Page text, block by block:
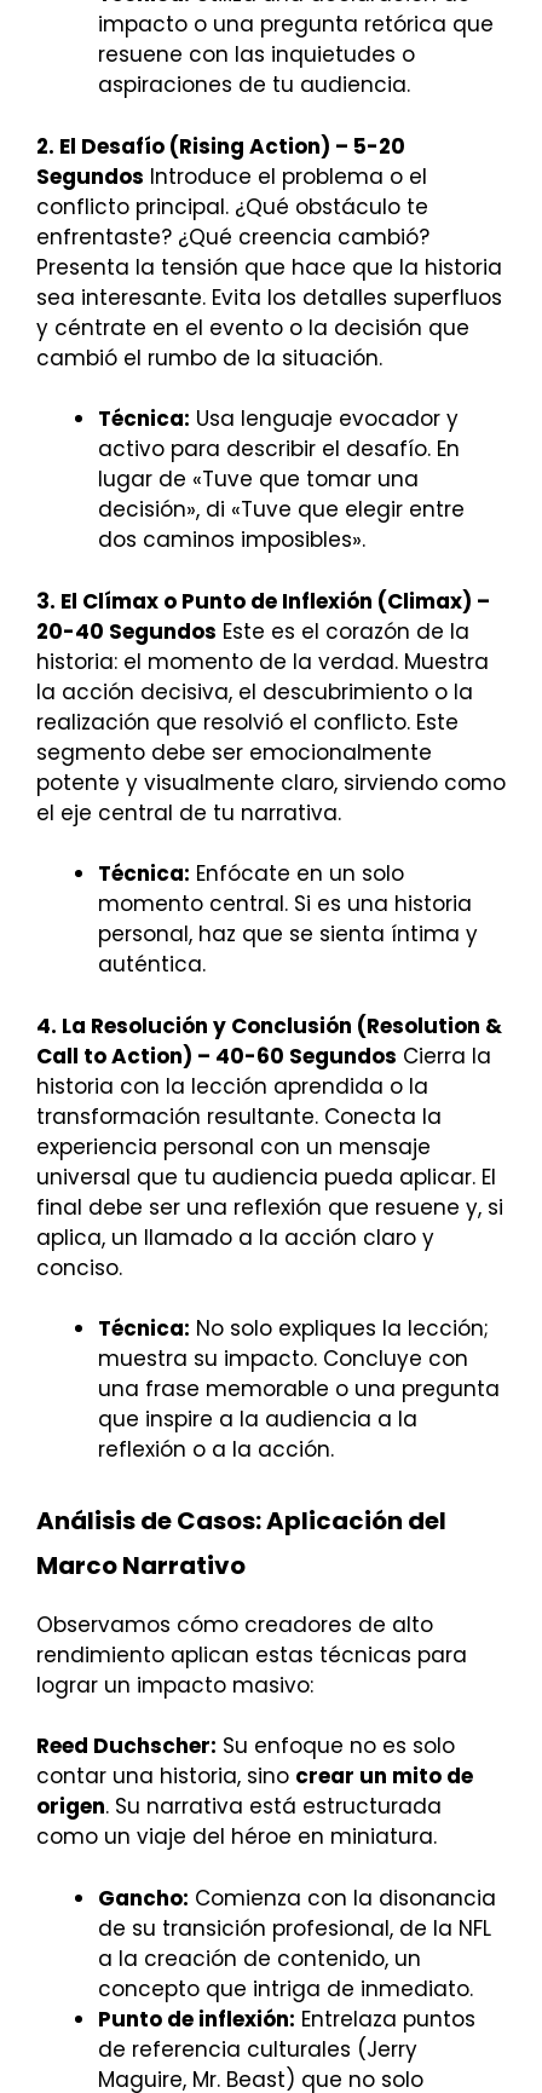
impacto o una pregunta retórica que
resuene con las inquietudes o
aspiraciones de tu audiencia.
2. El Desafío (Rising Action) – 5-20
Segundos Introduce el problema o el
conflicto principal. ¿Qué obstáculo te
enfrentaste? ¿Qué creencia cambió?
Presenta la tensión que hace que la historia
sea interesante. Evita los detalles superfluos
y céntrate en el evento o la decisión que
cambió el rumbo de la situación.
Técnica: Usa lenguaje evocador y
activo para describir el desafío. En
lugar de «Tuve que tomar una
decisión», di «Tuve que elegir entre
dos caminos imposibles».
3. El Clímax o Punto de Inflexión (Climax) –
20-40 Segundos Este es el corazón de la
historia: el momento de la verdad. Muestra
la acción decisiva, el descubrimiento o la
realización que resolvió el conflicto. Este
segmento debe ser emocionalmente
potente y visualmente claro, sirviendo como
el eje central de tu narrativa.
Técnica: Enfócate en un solo
momento central. Si es una historia
personal, haz que se sienta íntima y
auténtica.
4. La Resolución y Conclusión (Resolution &
Call to Action) – 40-60 Segundos Cierra la
historia con la lección aprendida o la
transformación resultante. Conecta la
experiencia personal con un mensaje
universal que tu audiencia pueda aplicar. El
final debe ser una reflexión que resuene y, si
aplica, un llamado a la acción claro y
conciso.
Técnica: No solo expliques la lección;
muestra su impacto. Concluye con
una frase memorable o una pregunta
que inspire a la audiencia a la
reflexión o a la acción.
Análisis de Casos: Aplicación del
Marco Narrativo
Observamos cómo creadores de alto
rendimiento aplican estas técnicas para
lograr un impacto masivo:
Reed Duchscher: Su enfoque no es solo
contar una historia, sino crear un mito de
origen. Su narrativa está estructurada
como un viaje del héroe en miniatura.
Gancho: Comienza con la disonancia
de su transición profesional, de la NFL
a la creación de contenido, un
concepto que intriga de inmediato.
Punto de inflexión: Entrelaza puntos
de referencia culturales (Jerry
Maguire, Mr. Beast) que no solo